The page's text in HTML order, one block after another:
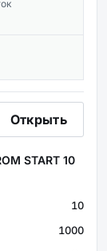
Открыть
START 10
10
1000